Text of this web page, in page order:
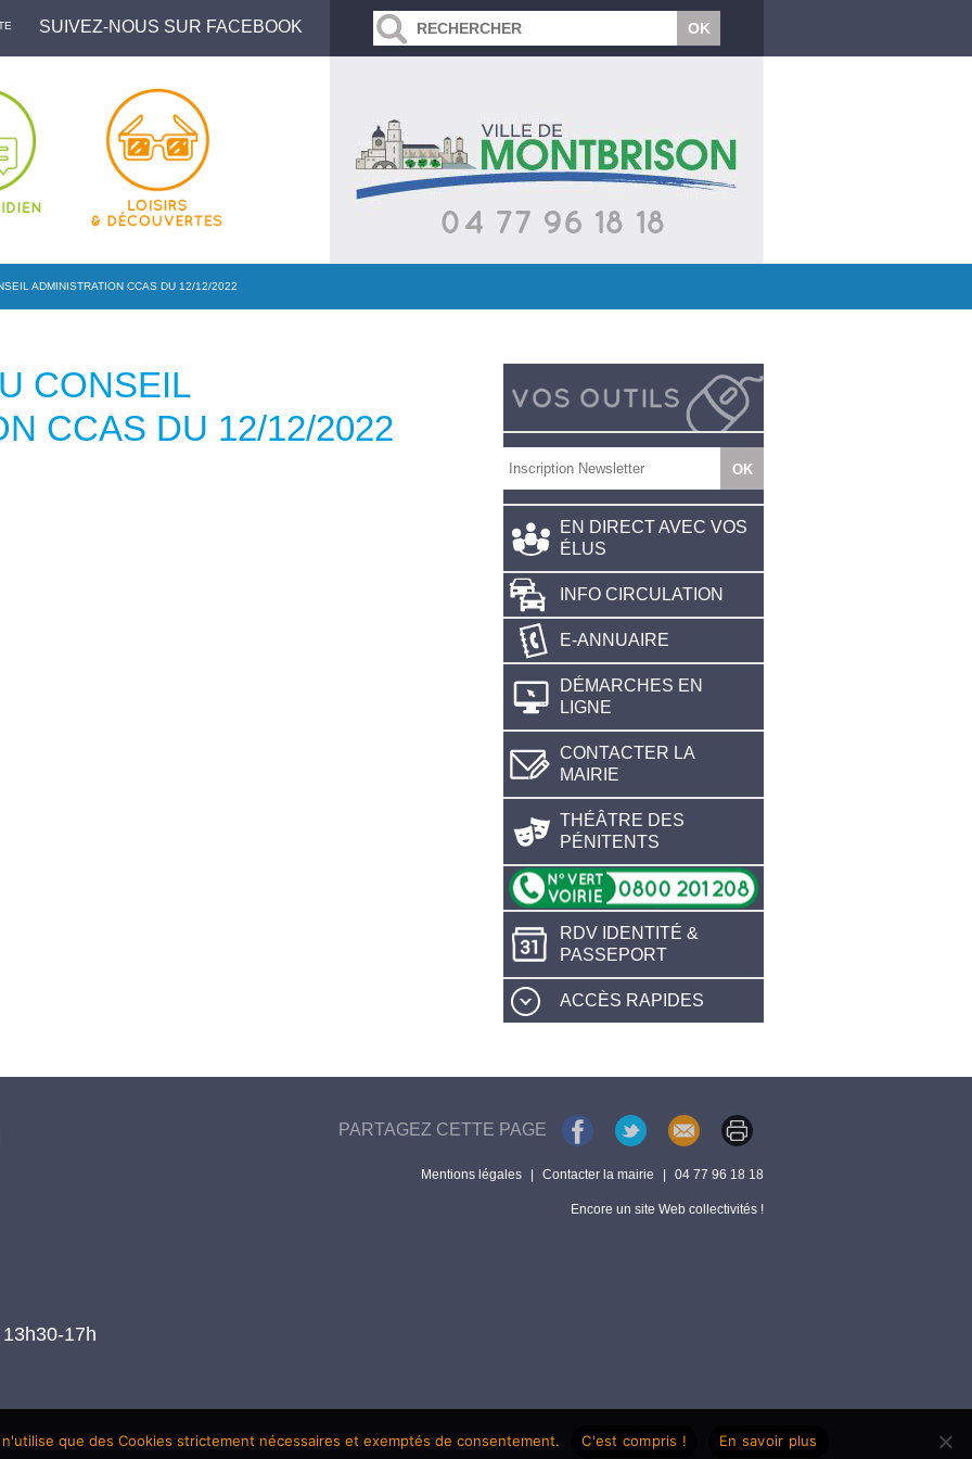
SUIVEZ-NOUS SUR FACEBOOK
ADMINISTRATION CCAS DU 12/12/2022
CONSEIL
CCAS DU 12/12/2022
EN DIRECT AVEC VOS
ÉLUS
INFO CIRCULATION
E-ANNUAIRE
DÉMARCHES EN
LIGNE
CONTACTER LA
MAIRIE
THÉÂTRE DES
PÉNITENTS
RDV IDENTITÉ &
PASSEPORT
ACCÈS RAPIDES
17h
PARTAGEZ CETTE PAGE
Mentions légales Contacter la mairie 04 77 96 18 18
Encore un site Web collectivités !
que des Cookies strictement nécessaires et exemptés de consentement. C'est compris ! En savoir plus